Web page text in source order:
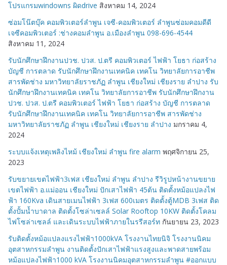
โปรแกรมwindowns ผิดdrive สิงหาคม 14, 2024
ซ่อมโน๊ตบุ๊ค คอมพิวเตอร์ลำพูน เจซี-คอมพิวเตอร์ ลำพูนซ่อมคอมดีดี
เจซีคอมพิวเตอร์ :ช่างคอมลำพูน อ.เมืองลำพูน 098-696-4544
สิงหาคม 11, 2024
รับนักศึกษาฝึกงานปวช. ปวส. ป.ตรี คอมพิวเตอร์ ไฟฟ้า โยธา ก่อสร้าง
บัญชี การตลาด รับนักศึกษาฝึกงานเทคนิค เทคโน วิทยาลัยการอาชีพ
สารพัดช่าง มหาวิทยาลัยราชภัฏ ลำพูน เชียงใหม่ เชียงราย ลำปาง รับ
นักศึกษาฝึกงานเทคนิค เทคโน วิทยาลัยการอาชีพ รับนักศึกษาฝึกงาน
ปวช. ปวส. ป.ตรี คอมพิวเตอร์ ไฟฟ้า โยธา ก่อสร้าง บัญชี การตลาด
รับนักศึกษาฝึกงานเทคนิค เทคโน วิทยาลัยการอาชีพ สารพัดช่าง
มหาวิทยาลัยราชภัฏ ลำพูน เชียงใหม่ เชียงราย ลำปาง มกราคม 4,
2024
ระบบแจ้งเหตุเพลิงไหม้ เชียงใหม่ ลำพูน fire alarm พฤศจิกายน 25,
2023
รับขยายเขตไฟฟ้า3เฟส เชียงใหม่ ลำพูน ลำปาง รีวิรูปหน้างานขยาย
เขตไฟฟ้า อ.แม่ออน เชียงใหม่ ปักเสาไฟฟ้า 45ต้น ติดตั้งหม้อแปลงไฟ
ฟ้า 160Kva เดินสายเมนไฟฟ้า 3เฟส 600เมตร ติดตั้งตู้MDB 3เฟส ติด
ตั้งปั้มน้ำบาดาล ติดตั้งโซล่าเซลล์ Solar Rooftop 10KW ติดตั้งโคลม
ไฟโซล่าเซลล์ และเดินระบบไฟฟ้าภายในรรีสอร์ท กันยายน 23, 2023
รับติดตั้งหม้อแปลงแรงไฟฟ้า1000kVA โรงงานไทยนิจิ โรงงานนิคม
อุตสาหกรรมลำพูน งานติดตั้งปักเสาไฟฟ้าแรงสูงและพาดสายพร้อม
หม้อแปลงไฟฟ้า1000 kVA โรงงานนิคมอุตสาหกรรมลำพูน #ออกแบบ